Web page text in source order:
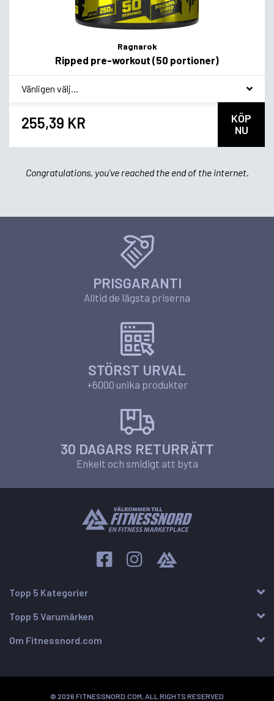
Ragnarok
Ripped pre-workout (50 portioner)
* Smagsvariant
255,39 KR
KÖP
NU
Congratulations, you've reached the end of the internet.
PRISGARANTI
Alltid de lägsta priserna
STÖRST URVAL
+6000 unika produkter
30 DAGARS RETURRÄTT
Enkelt och smidigt att byta
Topp 5 Kategorier
Topp 5 Varumärken
Om Fitnessnord.com
© 2026 FITNESSNORD.COM, ALL RIGHTS RESERVED